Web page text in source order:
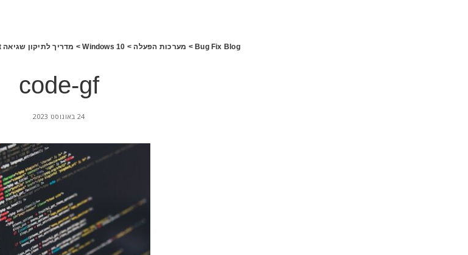
Bug Fix Blog
> מערכות הפעלה >
Windows 10
> מדריך לתיקון שגיאה Srttrail.txt בווינדוס 10/11
code-gf
24 באוגוסט 2023